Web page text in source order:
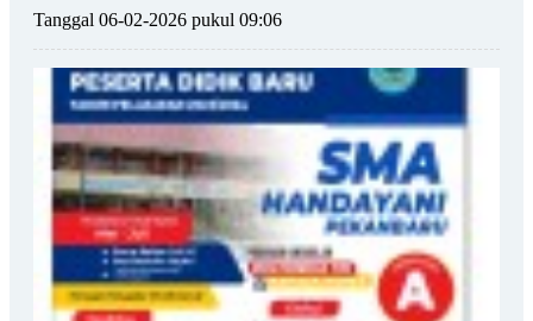
Tanggal 06-02-2026 pukul 09:06